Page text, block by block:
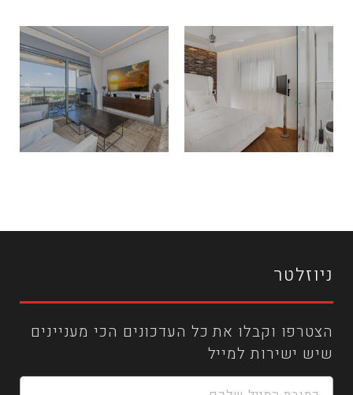
ניוזלטר
הצטרפו וקבלו את כל העדכונים הכי מעניינים
שיש ישירות למייל